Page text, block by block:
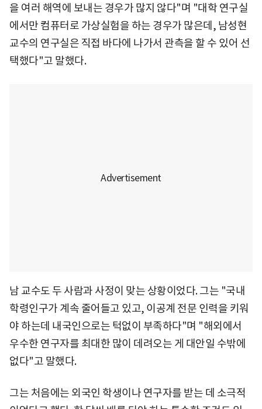
을 여러 해역에 보내는 경우가 많지 않다"며 "대학 연구실
에서만 컴퓨터로 가상실험을 하는 경우가 많은데, 남성현
교수의 연구실은 직접 바다에 나가서 관측을 할 수 있어 선
택했다"고 말했다.
남 교수도 두 사람과 사정이 맞는 상황이었다. 그는 "국내
학령인구가 계속 줄어들고 있고, 이공계 전문 인력을 키워
야 하는데 내국인으로는 턱없이 부족하다"며 "해외에서
우수한 연구자를 최대한 많이 데려오는 게 대안일 수밖에
없다"고 말했다.
그는 처음에는 외국인 학생이나 연구자를 받는 데 소극적